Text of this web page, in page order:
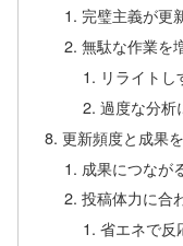
完璧主義が更
無駄な作業を
リライトし
過度な分析
更新頻度と成果
成果につなが
投稿体力に合
省エネで反